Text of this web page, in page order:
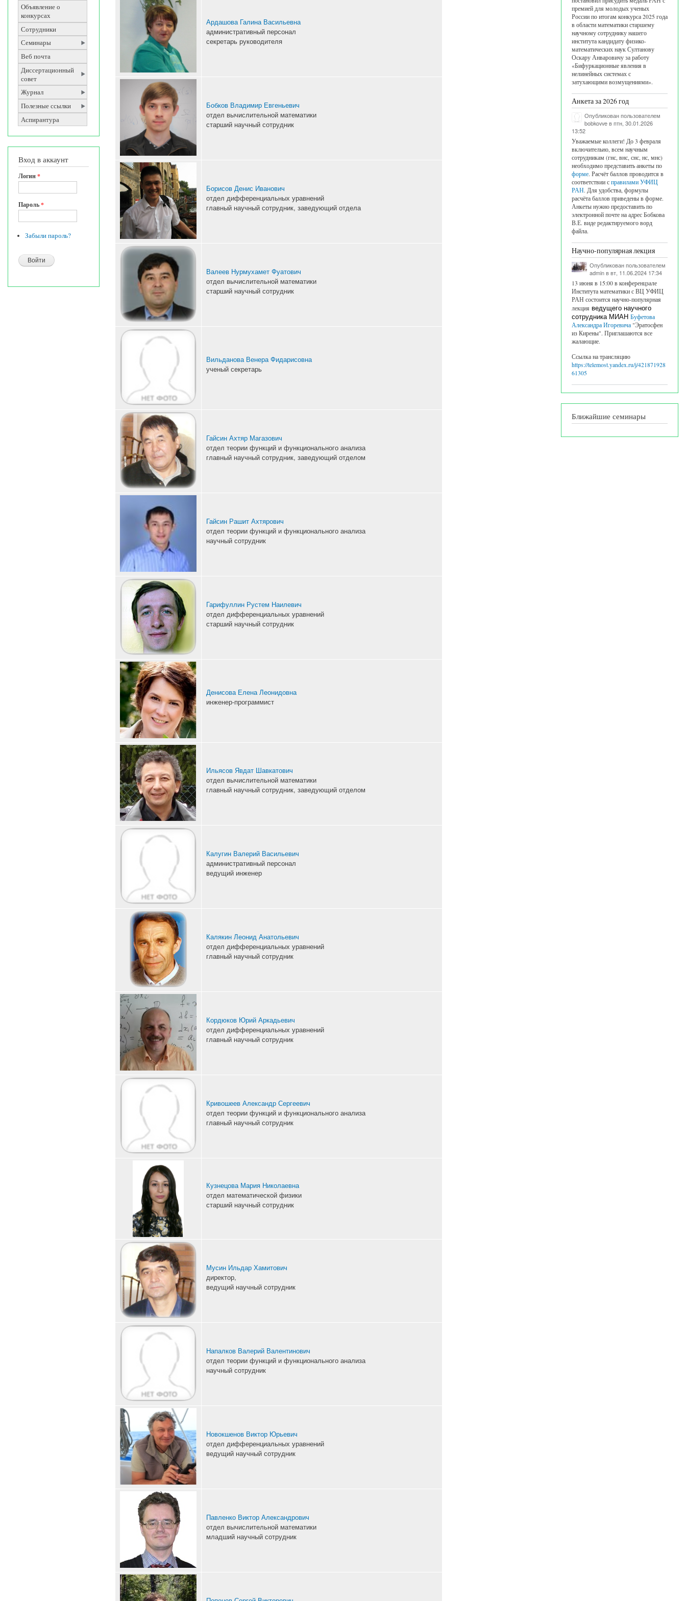
Объявление о
конкурсах
Сотрудники
Семинары
Веб почта
Диссертационный
совет
Журнал
Полезные ссылки
Аспирантура
Вход в аккаунт
Логин*
Пароль*
Забыли пароль?
Ардашова Галина Васильевна
административный персонал
секретарь руководителя
Бобков Владимир Евгеньевич
отдел вычислительной математики
старший научный сотрудник
Борисов Денис Иванович
отдел дифференциальных уравнений
главный научный сотрудник, заведующий отдела
Валеев Нурмухамет Фуатович
отдел вычислительной математики
старший научный сотрудник
Вильданова Венера Фидарисовна
ученый секретарь
Гайсин Ахтяр Магазович
отдел теории функций и функционального анализа
главный научный сотрудник, заведующий отделом
Гайсин Рашит Ахтярович
отдел теории функций и функционального анализа
научный сотрудник
Гарифуллин Рустем Наилевич
отдел дифференциальных уравнений
старший научный сотрудник
Денисова Елена Леонидовна
инженер-программист
Ильясов Явдат Шавкатович
отдел вычислительной математики
главный научный сотрудник, заведующий отделом
Калугин Валерий Васильевич
административный персонал
ведущий инженер
Калякин Леонид Анатольевич
отдел дифференциальных уравнений
главный научный сотрудник
Кордюков Юрий Аркадьевич
отдел дифференциальных уравнений
главный научный сотрудник
Кривошеев Александр Сергеевич
отдел теории функций и функционального анализа
главный научный сотрудник
Кузнецова Мария Николаевна
отдел математической физики
старший научный сотрудник
Мусин Ильдар Хамитович
директор,
ведущий научный сотрудник
Напалков Валерий Валентинович
отдел теории функций и функционального анализа
научный сотрудник
Новокшенов Виктор Юрьевич
отдел дифференциальных уравнений
ведущий научный сотрудник
Павленко Виктор Александрович
отдел вычислительной математики
младший научный сотрудник
премией для молодых ученых
России по итогам конкурса 2025 года
в области математики старшему
научному сотруднику нашего
института кандидату физико-
математических наук Султанову
Оскару Анваровичу за работу
«Бифуркационные явления в
нелинейных системах с
затухающими возмущениями».
Анкета за 2026 год
Опубликован пользователем
bobkovveв птн, 30.01.2026
13:52
Уважаемые коллеги! До 3 февраля
включительно, всем научным
сотрудникам (гнс, внс, снс, нс, мнс)
необходимо представить анкеты по
форме. Расчёт баллов проводится в
соответствии с правилами УФИЦ
РАН. Для удобства, формулы
расчёта баллов приведены в форме.
Анкеты нужно предоставить по
электронной почте на адрес Бобкова
В.Е. виде редактируемого ворд
файла.
Научно-популярная лекция
Опубликован пользователем
adminв вт, 11.06.2024 17:34
13 июня в 15:00 в конференцзале
Института математики с ВЦ УФИЦ
РАН состоится научно-популярная
лекция ведущего научного
сотрудника МИАН Буфетова
Александра Игоревича "Эратосфен
из Кирены". Приглашаются все
жалающие.
Ссылка на трансляцию
https://telemost.yandex.ru/j/421871928
61305
Ближайшие семинары